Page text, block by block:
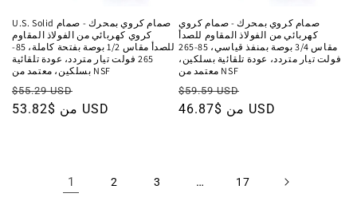
U.S. Solid صمام كروي بمحرك - صمام
كروي كهربائي من الفولاذ المقاوم
للصدأ مقاس 1/2 بوصة بفتحة كاملة، 85-
265 فولت تيار متردد، عودة تلقائية
بسلكين، معتمد من NSF
السعر
العادي
$55.29 USD
البيع
من $53.82 USD
صمام كروي بمحرك - صمام كروي
كهربائي من الفولاذ المقاوم للصدأ
مقاس 3/4 بوصة بمنفذ قياسي، 85-265
فولت تيار متردد، عودة تلقائية بسلكين،
معتمد من NSF
السعر
العادي
$59.59 USD
البيع
من $46.87 USD
1 2 3 … 17